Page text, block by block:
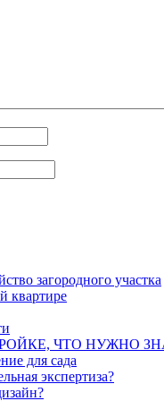
загородного участка
квартире
ЧТО НУЖНО
для сада
экспертиза?